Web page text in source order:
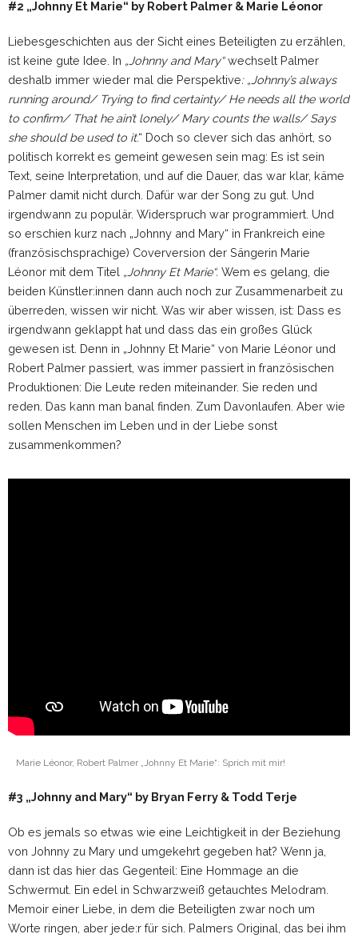
#2 „Johnny Et Marie“ by Robert Palmer & Marie Léonor
Liebesgeschichten aus der Sicht eines Beteiligten zu erzählen,
ist keine gute Idee. In „Johnny and Mary“wechselt Palmer
deshalb immer wieder mal die Perspektive: „Johnny’s always
running around/ Trying to find certainty/ He needs all the world
to confirm/ That he ain’t lonely/ Mary counts the walls/ Says
she should be used to it.“ Doch so clever sich das anhört, so
politisch korrekt es gemeint gewesen sein mag: Es ist sein
Text, seine Interpretation, und auf die Dauer, das war klar, käme
Palmer damit nicht durch. Dafür war der Song zu gut. Und
irgendwann zu populär. Widerspruch war programmiert. Und
so erschien kurz nach „Johnny and Mary“ in Frankreich eine
(französischsprachige) Coverversion der Sängerin Marie
Léonor mit dem Titel „Johnny Et Marie“. Wem es gelang, die
beiden Künstler:innen dann auch noch zur Zusammenarbeit zu
überreden, wissen wir nicht. Was wir aber wissen, ist: Dass es
irgendwann geklappt hat und dass das ein großes Glück
gewesen ist. Denn in „Johnny Et Marie“ von Marie Léonor und
Robert Palmer passiert, was immer passiert in französischen
Produktionen: Die Leute reden miteinander. Sie reden und
reden. Das kann man banal finden. Zum Davonlaufen. Aber wie
sollen Menschen im Leben und in der Liebe sonst
zusammenkommen?
Marie Léonor, Robert Palmer „Johnny Et Marie“: Sprich mit mir!
#3 „Johnny and Mary“ by Bryan Ferry & Todd Terje
Ob es jemals so etwas wie eine Leichtigkeit in der Beziehung
von Johnny zu Mary und umgekehrt gegeben hat? Wenn ja,
dann ist das hier das Gegenteil: Eine Hommage an die
Schwermut. Ein edel in Schwarzweiß getauchtes Melodram.
Memoir einer Liebe, in dem die Beteiligten zwar noch um
Worte ringen, aber jede:r für sich. Palmers Original, das bei ihm